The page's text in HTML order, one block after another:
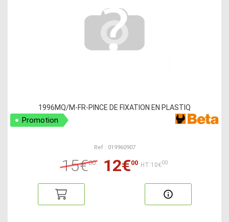
1996MQ/M-FR-PINCE DE FIXATION EN PLASTIQ
Promotion
Ref : 019960907
15€00 12€00 HT:10€00